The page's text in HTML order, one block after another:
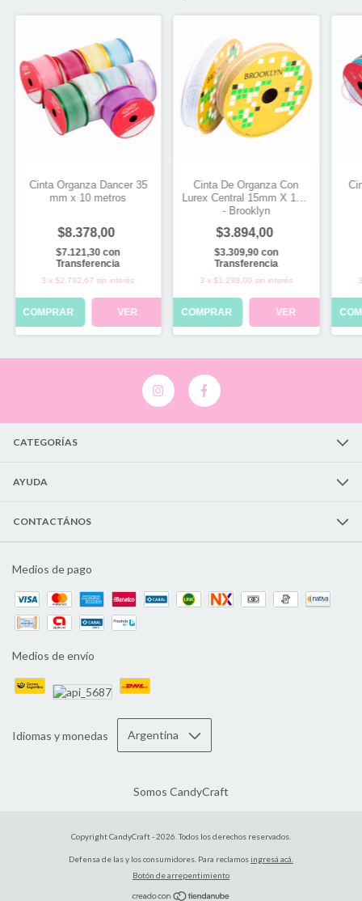
Cinta Organza Dancer 35
mm x 10 metros
$8.378,00
$7.121,30con
Transferencia
3 x$2.792,67 sin interés
COMPRAR VER
Cinta De Organza Con
Lurex Central 15mm X 10m
- Brooklyn
$3.894,00
$3.309,90con
Transferencia
3 x$1.298,00 sin interés
COMPRAR VER
3
CATEGORÍAS
AYUDA
CONTACTÁNOS
Medios de pago
Medios de envío
Idiomas y monedas
Somos CandyCraft
Copyright CandyCraft - 2026. Todos los derechos reservados.
Defensa de las y los consumidores. Para reclamos ingresá acá.
Botón de arrepentimiento